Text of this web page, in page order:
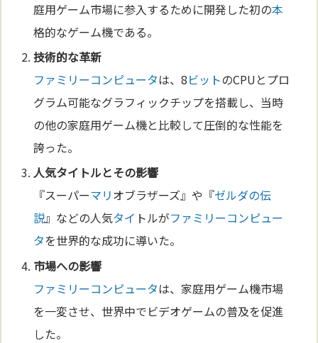
庭用ゲーム市場に参入するために開発した初の本
格的なゲーム機である。
技術的な革新
ファミリーコンピュータは、8ビットのCPUとプロ
グラム可能なグラフィックチップを搭載し、当時
の他の家庭用ゲーム機と比較して圧倒的な性能を
誇った。
人気タイ トルとその影響
『スーパーマリオブラザーズ』や『ゼルダの伝
説』などの人気タイ トルがファミリーコンピュー
タを世界的な成功に導いた。
市場への影響
ファミリーコンピュータは、家庭用ゲーム機市場
を一変させ、世界中でビデオゲームの普及を促進
した。